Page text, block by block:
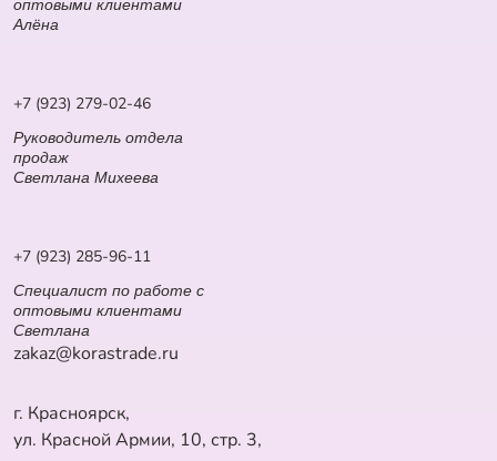
оптовыми клиентами
Алёна
+7 (923) 279-02-46
Руководитель отдела
продаж
Светлана Михеева
+7 (923) 285-96-11
Специалист по работе с
оптовыми клиентами
Светлана
zakaz@korastrade.ru
г. Красноярск,
ул. Красной Армии, 10, стр. 3,